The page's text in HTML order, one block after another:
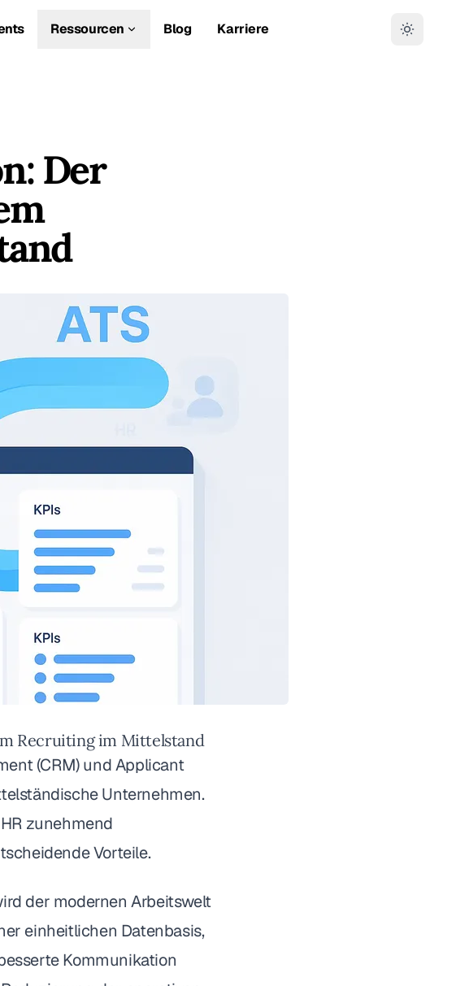
Ressourcen Blog Karriere
Der
Recruiting im Mittelstand
(CRM) und Applicant
Unternehmen.
zunehmend
Vorteile.
der modernen Arbeitswelt
einheitlichen Datenbasis,
Kommunikation